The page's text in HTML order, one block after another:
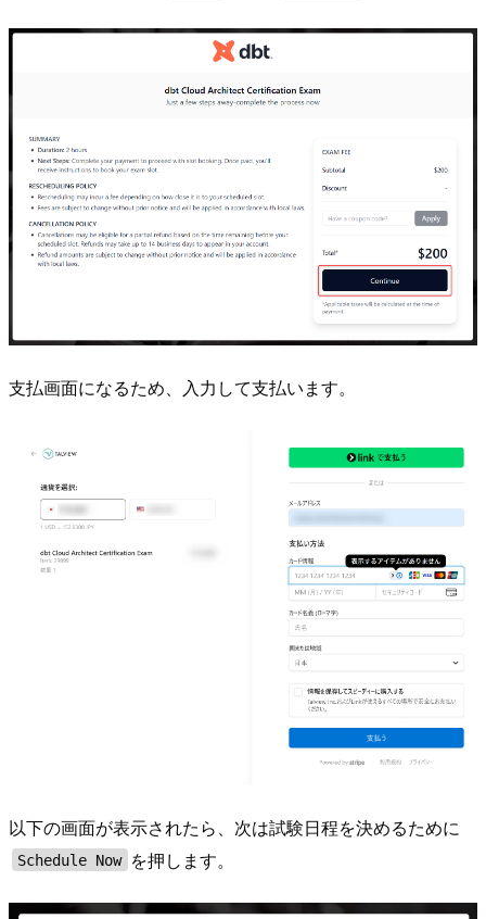
支払画面になるため、入力して支払います。
以下の画面が表示されたら、次は試験日程を決めるために
Schedule Now を押します。